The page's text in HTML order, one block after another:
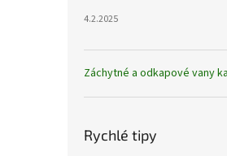
4.2.2025
Záchytné a odkapové vany
Rychlé tipy